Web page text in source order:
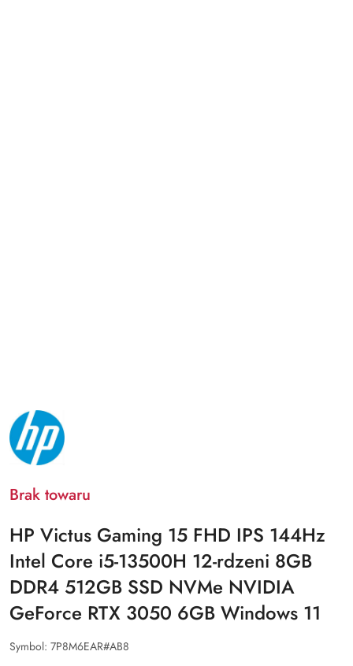
NAZWA
PRODUCENTA:
HP
Brak towaru
HP Victus Gaming 15 FHD IPS 144Hz
Intel Core i5-13500H 12-rdzeni 8GB
DDR4 512GB SSD NVMe NVIDIA
GeForce RTX 3050 6GB Windows 11
Symbol: 7P8M6EAR#AB8